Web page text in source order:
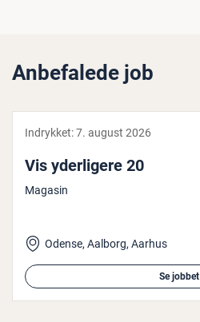
Anbefalede job
Indrykket:7. august 2026
Vis yder­li­ge­re 20
Magasin
Odense, Aalborg, Aarhus
Se jobbet